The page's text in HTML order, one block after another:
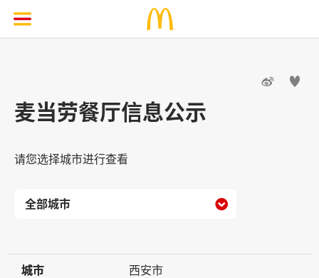
 
麦当劳餐厅信息公示
请您选择城市进行查看

城市
城市
西安市